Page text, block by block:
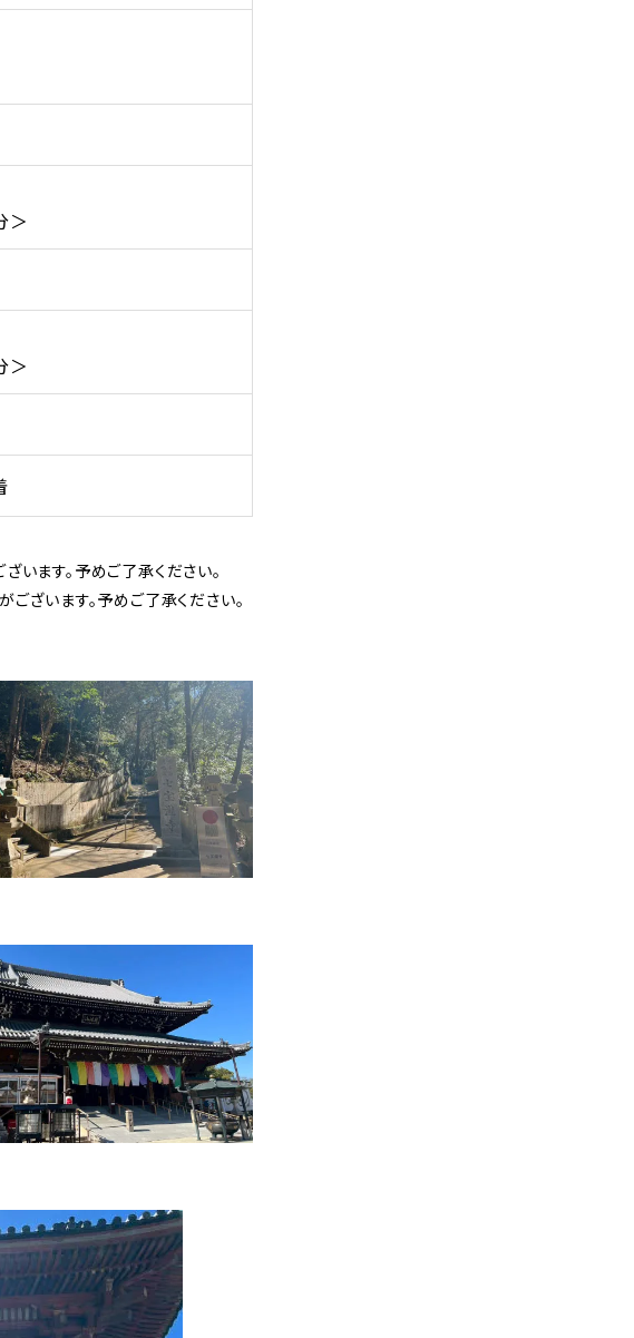
＞
＞
ます。予めご了承ください。
ざいます。予めご了承ください。